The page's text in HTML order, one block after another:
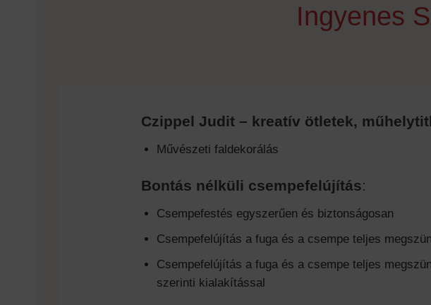
Ingyenes
Czippel Judit – kreatív ötletek,
Művészeti faldekorálás
Bontás nélküli csempefelújítás:
Csempefestés egyszerűen és biztonságosan
Csempefelújítás a fuga és a csempe teljes
Csempefelújítás a fuga és a csempe teljes
szerinti kialakítással